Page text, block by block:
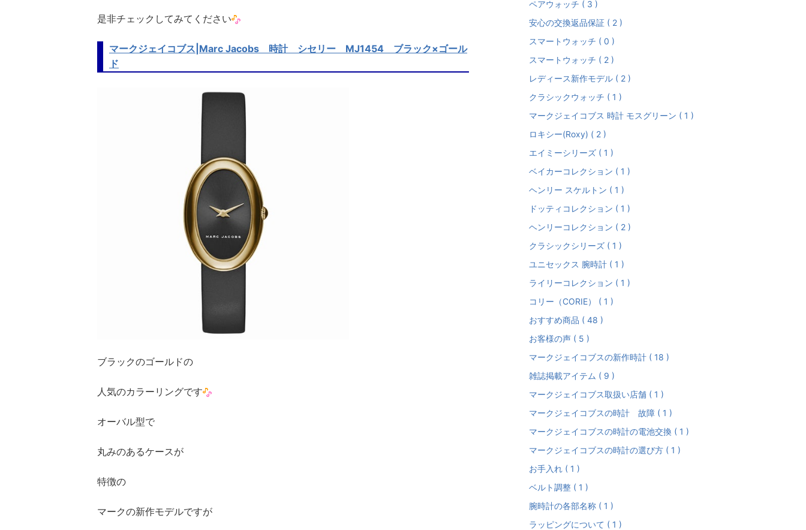
是非チェックしてみてください
マークジェイコブス|Marc Jacobs 時計 シセリー MJ1454 ブラック×ゴール
ド
ブラックのゴールドの
人気のカラーリングです
オーバル型で
丸みのあるケースが
特徴の
マークの新作モデルですが
ペアウォッチ ( 3 )
安心の交換返品保証 ( 2 )
スマートウォッチ ( 0 )
スマートウォッチ ( 2 )
レディース新作モデル ( 2 )
クラシックウォッチ ( 1 )
マークジェイコブス 時計 モスグリーン ( 1 )
ロキシー(Roxy) ( 2 )
エイミーシリーズ ( 1 )
ベイカーコレクション ( 1 )
ヘンリー スケルトン ( 1 )
ドッティコレクション ( 1 )
ヘンリーコレクション ( 2 )
クラシックシリーズ ( 1 )
ユニセックス 腕時計 ( 1 )
ライリーコレクション ( 1 )
コリー（CORIE） ( 1 )
おすすめ商品 ( 48 )
お客様の声 ( 5 )
マークジェイコブスの新作時計 ( 18 )
雑誌掲載アイテム ( 9 )
マークジェイコブス取扱い店舗 ( 1 )
マークジェイコブスの時計 故障 ( 1 )
マークジェイコブスの時計の電池交換 ( 1 )
マークジェイコブスの時計の選び方 ( 1 )
お手入れ ( 1 )
ベルト調整 ( 1 )
腕時計の各部名称 ( 1 )
ラッピングについて ( 1 )